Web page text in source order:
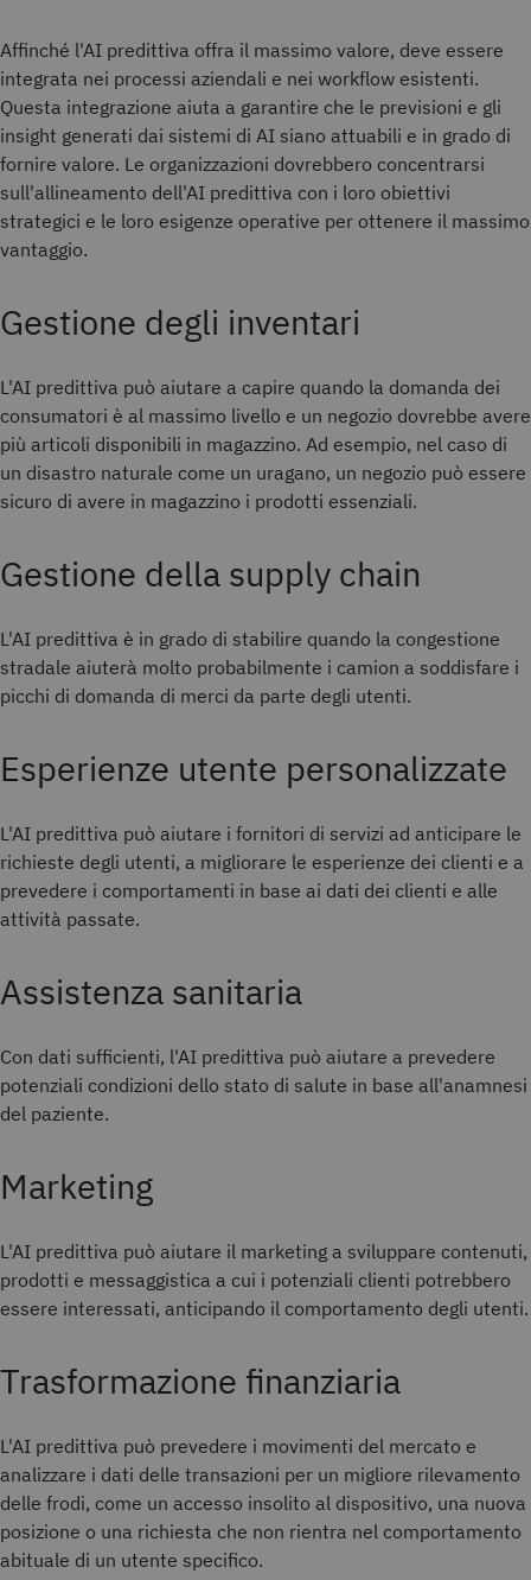
Affinché l'AI predittiva offra il massimo valore, deve essere
integrata nei processi aziendali e nei workflow esistenti.
Questa integrazione aiuta a garantire che le previsioni e gli
insight generati dai sistemi di AI siano attuabili e in grado di
fornire valore. Le organizzazioni dovrebbero concentrarsi
sull'allineamento dell'AI predittiva con i loro obiettivi
strategici e le loro esigenze operative per ottenere il massimo
vantaggio.
Gestione degli inventari
L'AI predittiva può aiutare a capire quando la domanda dei
consumatori è al massimo livello e un negozio dovrebbe avere
più articoli disponibili in magazzino. Ad esempio, nel caso di
un disastro naturale come un uragano, un negozio può essere
sicuro di avere in magazzino i prodotti essenziali.
Gestione della supply chain
L'AI predittiva è in grado di stabilire quando la congestione
stradale aiuterà molto probabilmente i camion a soddisfare i
picchi di domanda di merci da parte degli utenti.
Esperienze utente personalizzate
L'AI predittiva può aiutare i fornitori di servizi ad anticipare le
richieste degli utenti, a migliorare le esperienze dei clienti e a
prevedere i comportamenti in base ai dati dei clienti e alle
attività passate.
Assistenza sanitaria
Con dati sufficienti, l'AI predittiva può aiutare a prevedere
potenziali condizioni dello stato di salute in base all'anamnesi
del paziente.
Marketing
L'AI predittiva può aiutare il marketing a sviluppare contenuti,
prodotti e messaggistica a cui i potenziali clienti potrebbero
essere interessati, anticipando il comportamento degli utenti.
Trasformazione finanziaria
L'AI predittiva può prevedere i movimenti del mercato e
analizzare i dati delle transazioni per un migliore rilevamento
delle frodi, come un accesso insolito al dispositivo, una nuova
posizione o una richiesta che non rientra nel comportamento
abituale di un utente specifico.